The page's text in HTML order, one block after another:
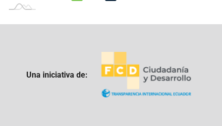
Una iniciativa de: